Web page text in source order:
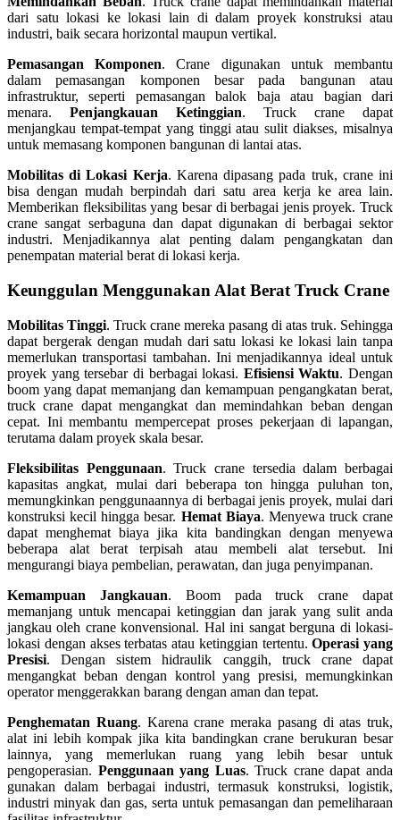
dari satu lokasi ke lokasi lain di dalam proyek konstruksi atau
industri, baik secara horizontal maupun vertikal.
Pemasangan Komponen. Crane digunakan untuk membantu
dalam pemasangan komponen besar pada bangunan atau
infrastruktur, seperti pemasangan balok baja atau bagian dari
menara. Penjangkauan Ketinggian. Truck crane dapat
menjangkau tempat-tempat yang tinggi atau sulit diakses, misalnya
untuk memasang komponen bangunan di lantai atas.
Mobilitas di Lokasi Kerja. Karena dipasang pada truk, crane ini
bisa dengan mudah berpindah dari satu area kerja ke area lain.
Memberikan fleksibilitas yang besar di berbagai jenis proyek. Truck
crane sangat serbaguna dan dapat digunakan di berbagai sektor
industri. Menjadikannya alat penting dalam pengangkatan dan
penempatan material berat di lokasi kerja.
Keunggulan Menggunakan Alat Berat Truck Crane
Mobilitas Tinggi. Truck crane mereka pasang di atas truk. Sehingga
dapat bergerak dengan mudah dari satu lokasi ke lokasi lain tanpa
memerlukan transportasi tambahan. Ini menjadikannya ideal untuk
proyek yang tersebar di berbagai lokasi. Efisiensi Waktu. Dengan
boom yang dapat memanjang dan kemampuan pengangkatan berat,
truck crane dapat mengangkat dan memindahkan beban dengan
cepat. Ini membantu mempercepat proses pekerjaan di lapangan,
terutama dalam proyek skala besar.
Fleksibilitas Penggunaan. Truck crane tersedia dalam berbagai
kapasitas angkat, mulai dari beberapa ton hingga puluhan ton,
memungkinkan penggunaannya di berbagai jenis proyek, mulai dari
konstruksi kecil hingga besar. Hemat Biaya. Menyewa truck crane
dapat menghemat biaya jika kita bandingkan dengan menyewa
beberapa alat berat terpisah atau membeli alat tersebut. Ini
mengurangi biaya pembelian, perawatan, dan juga penyimpanan.
Kemampuan Jangkauan. Boom pada truck crane dapat
memanjang untuk mencapai ketinggian dan jarak yang sulit anda
jangkau oleh crane konvensional. Hal ini sangat berguna di lokasi-
lokasi dengan akses terbatas atau ketinggian tertentu.Operasi yang
Presisi. Dengan sistem hidraulik canggih, truck crane dapat
mengangkat beban dengan kontrol yang presisi, memungkinkan
operator menggerakkan barang dengan aman dan tepat.
Penghematan Ruang. Karena crane meraka pasang di atas truk,
alat ini lebih kompak jika kita bandingkan crane berukuran besar
lainnya, yang memerlukan ruang yang lebih besar untuk
pengoperasian. Penggunaan yang Luas. Truck crane dapat anda
gunakan dalam berbagai industri, termasuk konstruksi, logistik,
industri minyak dan gas, serta untuk pemasangan dan pemeliharaan